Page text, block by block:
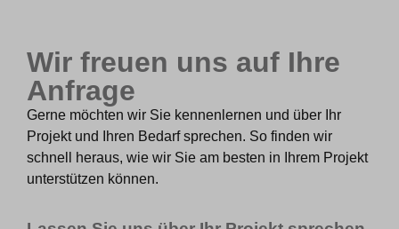
Wir freuen uns auf Ihre
Anfrage
Gerne möchten wir Sie kennenlernen und über Ihr
Projekt und Ihren Bedarf sprechen. So finden wir
schnell heraus, wie wir Sie am besten in Ihrem Projekt
unterstützen können.